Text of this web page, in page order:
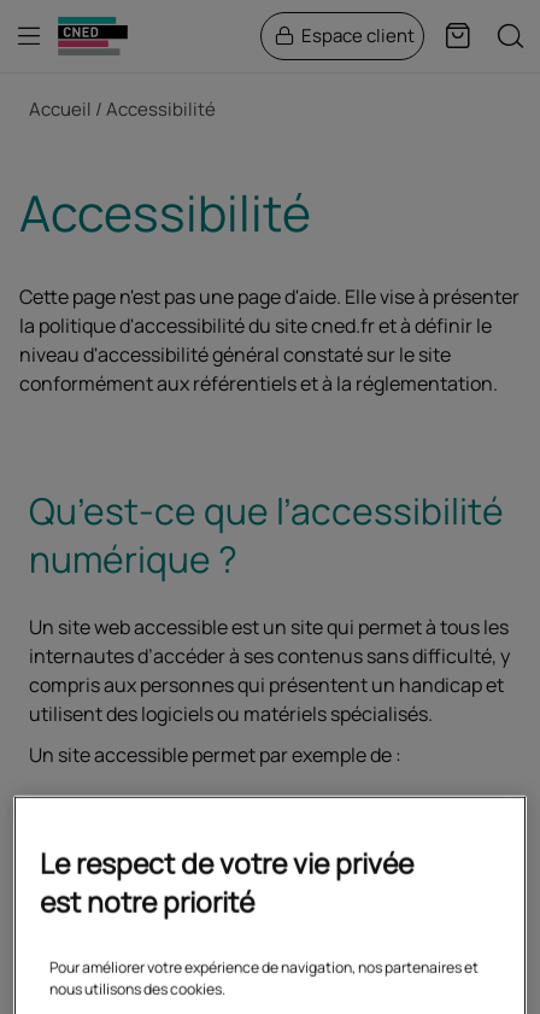
Menu Espace client Panier
Accueil Accessibilité
Accessibilité
Cette page n'est pas une page d'aide. Elle vise à présenter
la politique d'accessibilité du site cned.fr et à définir le
niveau d'accessibilité général constaté sur le site
conformément aux référentiels et à la réglementation.
Qu’est-ce que l’accessibilité
numérique ?
Un site web accessible est un site qui permet à tous les
internautes d’accéder à ses contenus sans difficulté, y
compris aux personnes qui présentent un handicap et
utilisent des logiciels ou matériels spécialisés.
Un site accessible permet par exemple de :
aveugles ou malvoyants),
personnaliser l’affichage du site selon ses besoins
naviguer sans utiliser la souris, avec le clavier
uniquement ou via un écran tactile.
Le respect de votre vie privée
est notre priorité
Pour améliorer votre expérience de navigation, nos partenaires et
nous utilisons des cookies.